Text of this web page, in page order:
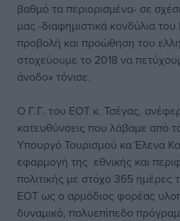
βαθμό τα περιορισμένα- σε
μας -διαφημιστικά κονδύλια
προβολή και προώθηση του
στοχεύουμε το 2018 να
άνοδο» τόνισε.
Ο Γ.Γ. του ΕΟΤ κ. Τσέγας,
κατευθύνσεις που λάβαμε από
Υπουργό Τουρισμού κα Έλενα
εφαρμογή της εθνικής και
πολιτικής με στόχο 365 ημέρες
ΕΟΤ ως ο αρμόδιος φορέας
δυναμικό, πολυεπίπεδο